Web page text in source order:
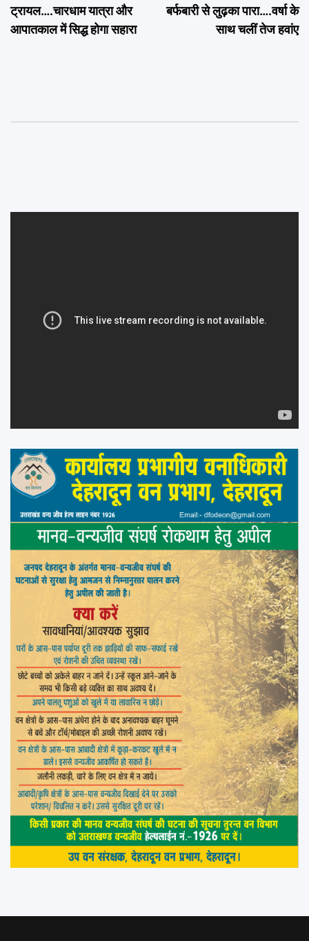
ट्रायल….चारधाम यात्रा और
आपातकाल में सिद्ध होगा सहारा
बर्फबारी से लुढ़का पारा….वर्षा के
साथ चलीं तेज हवांए